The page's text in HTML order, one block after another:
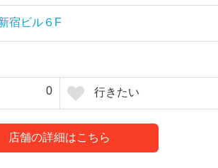
宿ビル６F
0 行きたい
店舗の詳細はこちら